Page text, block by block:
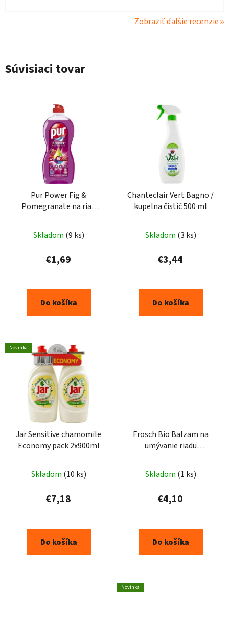
Zobraziť ďalšie recenzie
Súvisiaci tovar
Pur Power Fig &
Pomegranate na riad
Skladom (9 ks)
€1,69
Do košíka
Chanteclair Vert Bagno /
kupelna čistič 500 ml
Skladom (3 ks)
€3,44
Do košíka
Novinka
Jar Sensitive chamomile
Economy pack 2x900ml
Skladom (10 ks)
€7,18
Do košíka
Frosch Bio Balzam na
umývanie riadu
Skladom (1 ks)
€4,10
Do košíka
Novinka